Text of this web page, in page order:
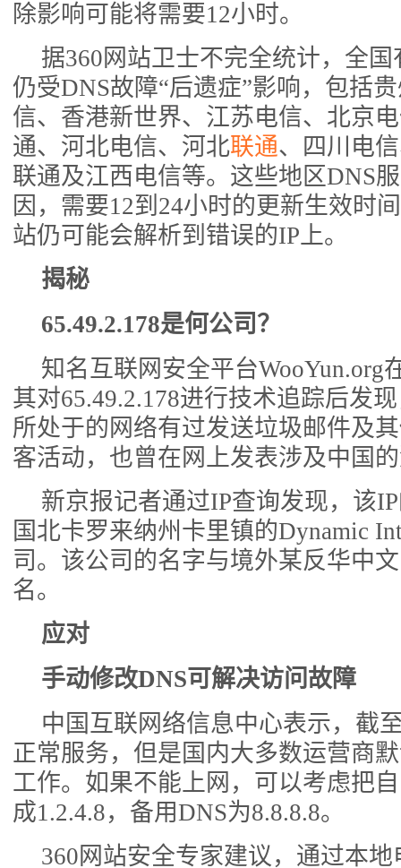
除影响可能将需要12小时。
据360网站卫士不完全统计，全
仍受DNS故障“后遗症”影响，包括
信、香港新世界、江苏电信、北京
通、河北电信、河北联通、四川电
联通及江西电信等。这些地区DNS
因，需要12到24小时的更新生效时
站仍可能会解析到错误的IP上。
揭秘
65.49.2.178是何公司？
知名互联网安全平台WooYun.org
其对65.49.2.178进行技术追踪后发
所处于的网络有过发送垃圾邮件及
客活动，也曾在网上发表涉及中国
新京报记者通过IP查询发现，该
国北卡罗来纳州卡里镇的Dynamic
司。该公司的名字与境外某反华中
名。
应对
手动修改DNS可解决访问故障
中国互联网络信息中心表示，截
正常服务，但是国内大多数运营商
工作。如果不能上网，可以考虑把
成1.2.4.8，备用DNS为8.8.8.8。
360网站安全专家建议，通过本